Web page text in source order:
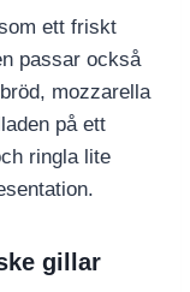
ett friskt
passar också
mozzarella
på ett
ringla lite
gillar